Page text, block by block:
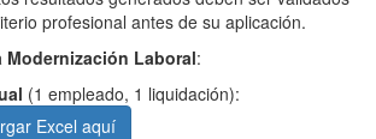
profesional antes de su aplicación.
Laboral:
(1 empleado, 1 liquidación):
Excel aquí